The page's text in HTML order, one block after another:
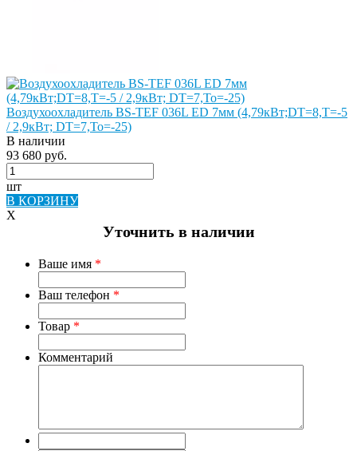
Воздухоохладитель BS-TEF 036L ED 7мм (4,79кВт;DT=8,Т=-5
/ 2,9кВт; DT=7,То=-25)
В наличии
93 680 руб.
шт
В КОРЗИНУ
X
Уточнить в наличии
Ваше имя *
Ваш телефон *
Товар *
Комментарий